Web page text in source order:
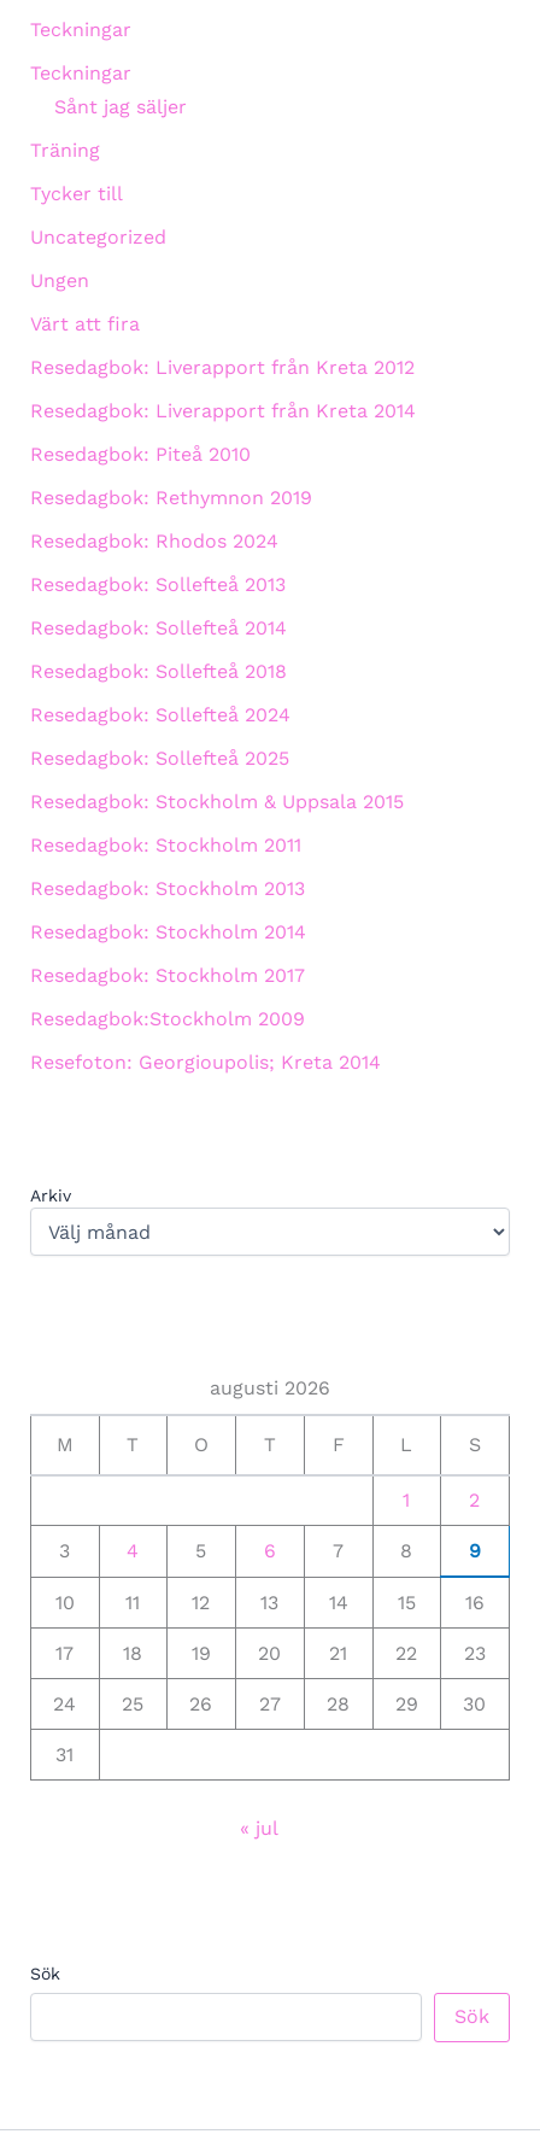
Teckningar
Teckningar
Sånt jag säljer
Träning
Tycker till
Uncategorized
Ungen
Värt att fira
Resedagbok: Liverapport från Kreta 2012
Resedagbok: Liverapport från Kreta 2014
Resedagbok: Piteå 2010
Resedagbok: Rethymnon 2019
Resedagbok: Rhodos 2024
Resedagbok: Sollefteå 2013
Resedagbok: Sollefteå 2014
Resedagbok: Sollefteå 2018
Resedagbok: Sollefteå 2024
Resedagbok: Sollefteå 2025
Resedagbok: Stockholm & Uppsala 2015
Resedagbok: Stockholm 2011
Resedagbok: Stockholm 2013
Resedagbok: Stockholm 2014
Resedagbok: Stockholm 2017
Resedagbok:Stockholm 2009
Resefoton: Georgioupolis; Kreta 2014
Arkiv
augusti 2026
M T O T F L S
1 2
3 4 5 6 7 8 9
10 11 12 13 14 15 16
17 18 19 20 21 22 23
24 25 26 27 28 29 30
31
« jul
Sök
Sök